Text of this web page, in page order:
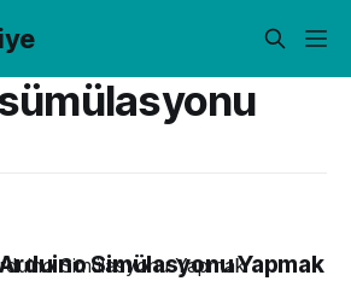
Simülasyonu Yapmak